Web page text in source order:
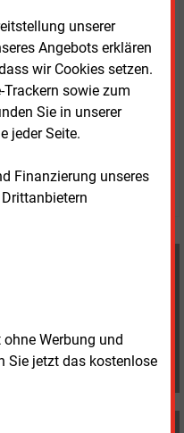
unserer
Angebots erklären
wir Cookies setzen.
Trackern sowie zum
Sie in unserer
jeder Seite.
Finanzierung unseres
Werbung und
Sie jetzt das kostenlose
und Solar Charging.